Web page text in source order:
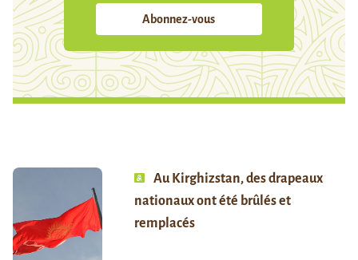
Abonnez-vous
Au Kirghizstan, des drapeaux
nationaux ont été brûlés et
remplacés